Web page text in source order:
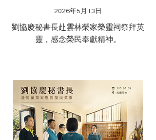
2026年5月13日
劉協慶秘書長赴雲林榮家榮靈祠祭拜英
靈，感念榮民奉獻精神。